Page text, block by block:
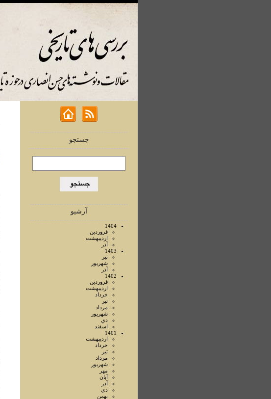
جستجو
آرشیو
1404
فروردين
ارديبهشت
آذر
1403
تير
شهريور
آذر
1402
فروردين
ارديبهشت
خرداد
تير
مرداد
شهريور
دي
اسفند
1401
ارديبهشت
خرداد
تير
مرداد
شهريور
مهر
آبان
آذر
دي
بهمن